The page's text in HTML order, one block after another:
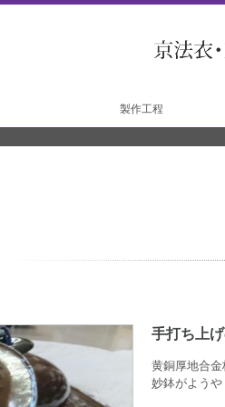
製作工程
手打ち上
黄銅厚地合
妙鉢がよう